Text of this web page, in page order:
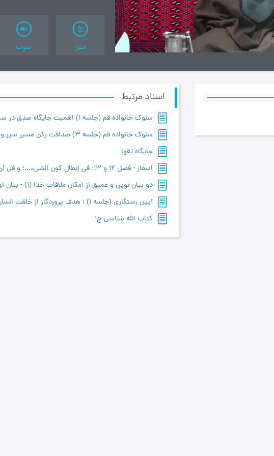
ویدیو
متن صوت
اسناد مرتبط
سلوک خانواده قم (جلسه 1) اهمیت جایگاه صدق در سیر و سلوک
سلوک خانواده قم (جلسه 3) صداقت رکن مسیر سیر و سلوک
جایگاه تقوا
دو بیان نوین و عمیق از امکان ملاقات خدا (1) - بیان اول
آیین رستگاری (جلسه 1) : هدف پروردگار از خلقت انسان
کتاب اللَه شناسی ج1